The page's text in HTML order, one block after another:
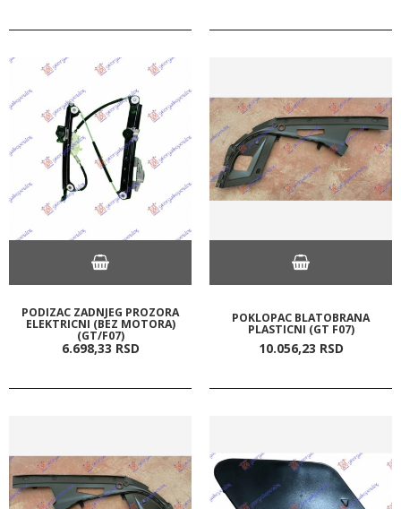
PODIZAC ZADNJEG PROZORA
ELEKTRICNI (BEZ MOTORA)
(GT/F07)
6.698,33 RSD
POKLOPAC BLATOBRANA
PLASTICNI (GT F07)
10.056,23 RSD